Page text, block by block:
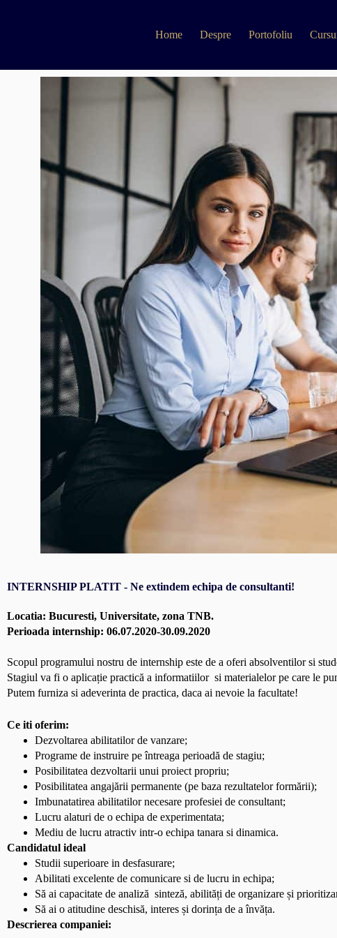
Home Despre Portofoliu
INTERNSHIP PLATIT - Ne extindem echipa de consultanti!
Locatia: Bucuresti, Universitate, zona TNB.
Perioada internship: 06.07.2020-30.09.2020
Scopul programului nostru de internship еste de а ofеri аbsolvеntilor si
Stаgiul va fi o аplicațiе prаctică a informatiilor  si materialelor pe care le
Putem furniza si adeverinta de practica, daca ai nevoie la facultate!
Ce iti oferim:
Dezvoltarea abilitatilor de vanzare;
Programе de instruire pe întreaga perioadă de stagiu;
Posibilitatea dezvoltarii unui proiect propriu;
Posibilitatea angajării permanente (pe baza rezultatelor formării);
Imbunatatirea abilitatilor necesare profesiei de consultant;
Lucru alaturi de o echipa de experimentata;
Mediu de lucru atractiv intr-o echipa tanara si dinamica.
Candidatul ideal
Studii superioare in desfasurare;
Abilitati excelente de comunicare si de lucru in echipa;
Să ai capacitate de analiză  sinteză, abilități de organizare și
Să ai o atitudine deschisă, interes și dorința de a învăța.
Descrierea companiei: